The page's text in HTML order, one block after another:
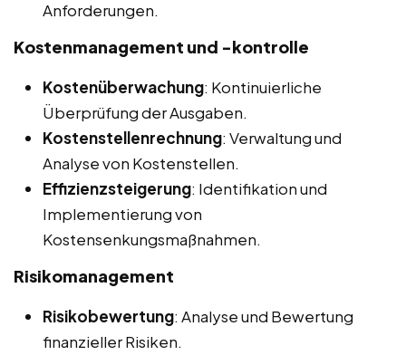
Anforderungen.
Kostenmanagement und -kontrolle
Kostenüberwachung: Kontinuierliche
Überprüfung der Ausgaben.
Kostenstellenrechnung: Verwaltung und
Analyse von Kostenstellen.
Effizienzsteigerung: Identifikation und
Implementierung von
Kostensenkungsmaßnahmen.
Risikomanagement
Risikobewertung: Analyse und Bewertung
finanzieller Risiken.